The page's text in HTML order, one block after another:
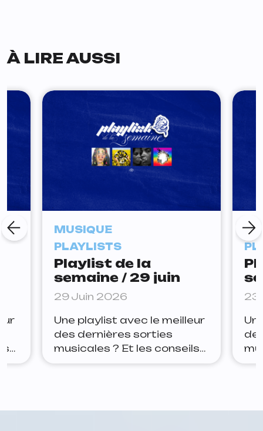
À LIRE AUSSI
MUSIQUE
PLAYLISTS
Playlist de la
semaine / 29 juin
29 Juin 2026
Une playlist avec le meilleur
des dernières sorties
musicales ? Et les conseils
de la rédaction pour rester
23
de